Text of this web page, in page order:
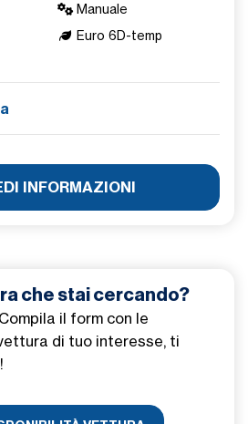
Manuale
Euro 6D-temp
INFORMAZIONI
che stai cercando?
il form con le
di tuo interesse, ti